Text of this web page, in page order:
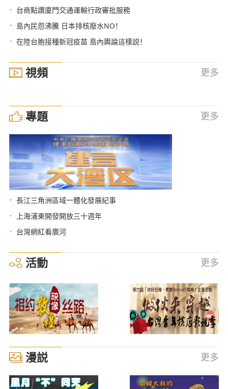
• 台商點讚廈門交通運輸行政審批服務
• 島內民怨沸騰 日本排核廢水NO！
• 在陸台胞接種新冠疫苗 島內輿論這樣説！
視頻 更多
專題 更多
• 長江三角洲區域一體化發展紀事
• 上海浦東開發開放三十週年
• 台灣網紅看廣河
活動 更多
漫説 更多